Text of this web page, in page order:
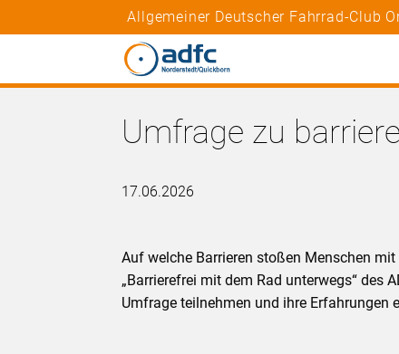
Allgemeiner Deutscher Fahrrad-Club
Umfrage zu
17.06.2026
Auf welche Barrieren stoßen Menschen
„Barrierefrei mit dem Rad unterwegs“ des
Umfrage teilnehmen und ihre Erfahrungen